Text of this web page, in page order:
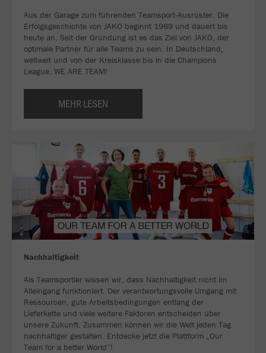
Aus der Garage zum führenden Teamsport-Ausrüster. Die
Erfolgsgeschichte von JAKO beginnt 1989 und dauert bis
heute an. Seit der Gründung ist es das Ziel von JAKO, der
optimale Partner für alle Teams zu sein. In Deutschland,
weltweit und von der Kreisklasse bis in die Champions
League. WE ARE TEAM!
MEHR LESEN
Nachhaltigkeit
Als Teamsportler wissen wir, dass Nachhaltigkeit nicht im
Alleingang funktioniert. Der verantwortungsvolle Umgang mit
Ressourcen, gute Arbeitsbedingungen entlang der
Lieferkette und viele weitere Faktoren entscheiden über
unsere Zukunft. Zusammen können wir die Welt jeden Tag
nachhaltiger gestalten. Entdecke jetzt die Plattform „Our
Team for a better World“!